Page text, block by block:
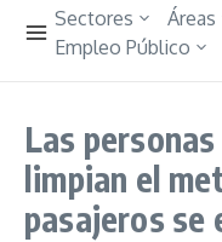
Sectores Áreas
Empleo Público
Las
limpian el
pasajeros se